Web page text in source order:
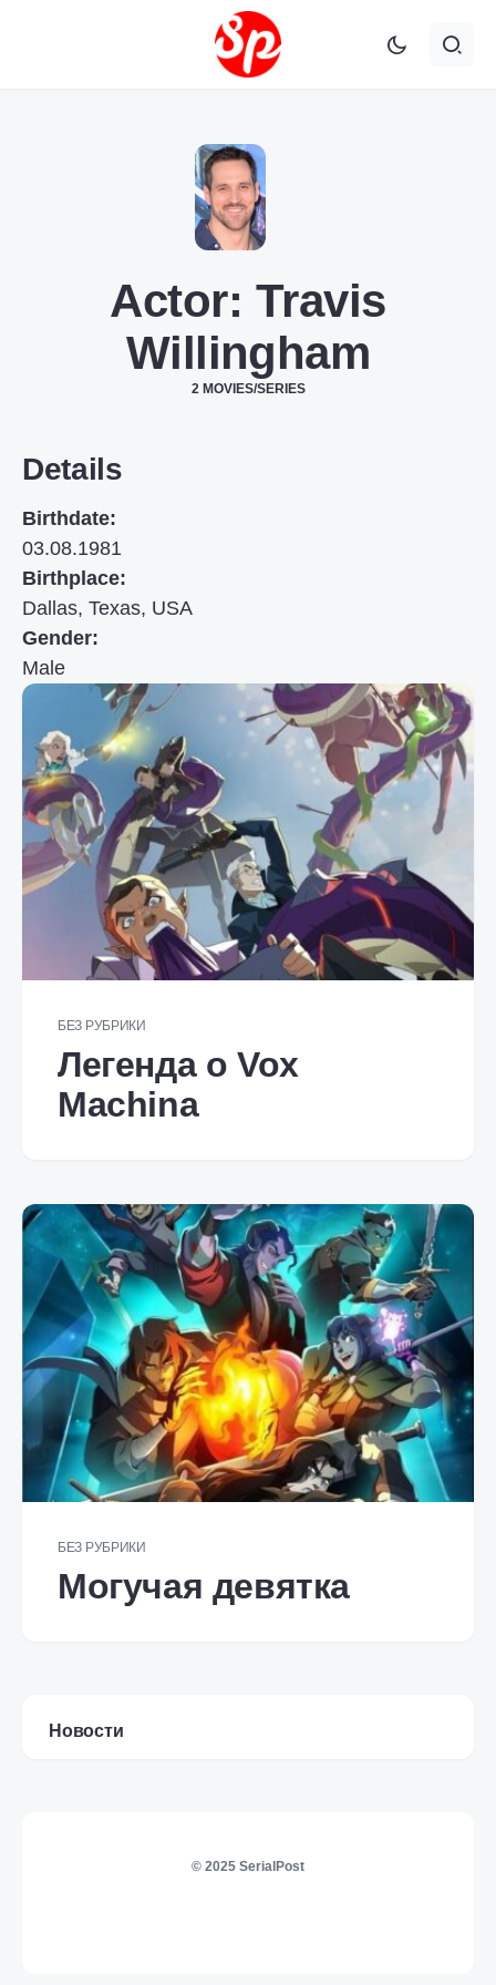
Actor: Travis
Willingham
2 MOVIES/SERIES
Details
Birthdate:
03.08.1981
Birthplace:
Dallas, Texas, USA
Gender:
Male
БЕЗ РУБРИКИ
Легенда о Vox
Machina
БЕЗ РУБРИКИ
Могучая девятка
Новости
© 2025 SerialPost